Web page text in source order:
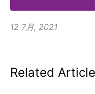
12 7月, 2021
Related